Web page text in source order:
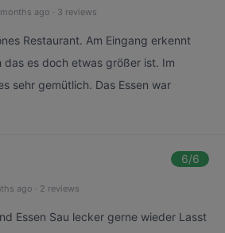
ago · 3 reviews
Restaurant. Am Eingang erkennt
das es doch etwas größer ist. Im
sehr gemütlich. Das Essen war
6/6
ago · 2 reviews
Essen Sau lecker gerne wieder Lasst